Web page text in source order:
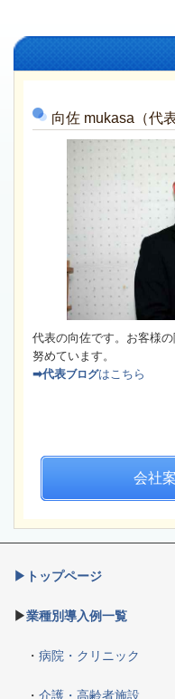
向佐 mukasa（代表
代表の向佐です。お客様
努めています。
➡代表ブログはこちら
会社
▶トップページ
▶業種別導入例一覧
・ 病院・クリニック
・ 介護・高齢者施設